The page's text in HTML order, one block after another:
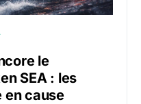
le
SEA : les
en cause